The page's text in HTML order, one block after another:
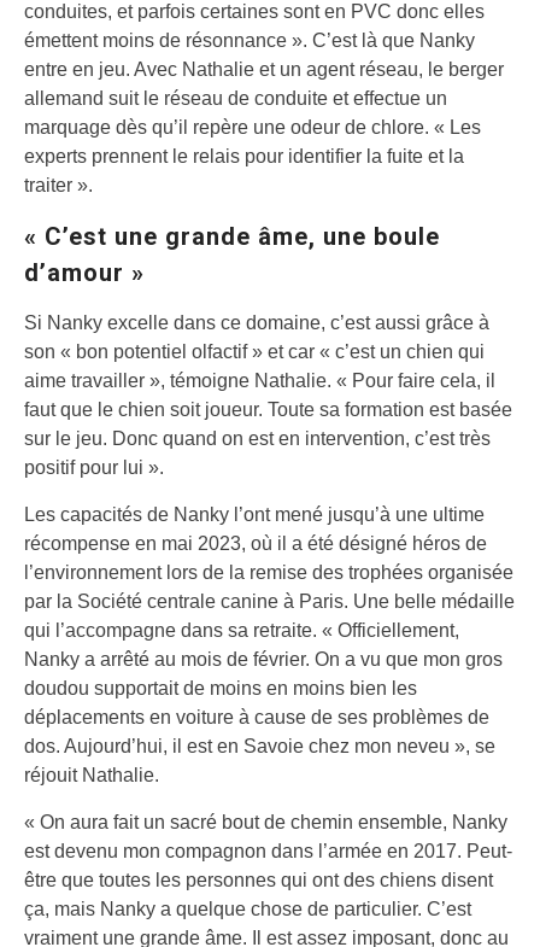
conduites, et parfois certaines sont en PVC donc elles
émettent moins de résonnance ». C’est là que Nanky
entre en jeu. Avec Nathalie et un agent réseau, le berger
allemand suit le réseau de conduite et effectue un
marquage dès qu’il repère une odeur de chlore. « Les
experts prennent le relais pour identifier la fuite et la
traiter ».
« C’est une grande âme, une boule
d’amour »
Si Nanky excelle dans ce domaine, c’est aussi grâce à
son « bon potentiel olfactif » et car « c’est un chien qui
aime travailler », témoigne Nathalie. « Pour faire cela, il
faut que le chien soit joueur. Toute sa formation est basée
sur le jeu. Donc quand on est en intervention, c’est très
positif pour lui ».
Les capacités de Nanky l’ont mené jusqu’à une ultime
récompense en mai 2023, où il a été désigné héros de
l’environnement lors de la remise des trophées organisée
par la Société centrale canine à Paris. Une belle médaille
qui l’accompagne dans sa retraite. « Officiellement,
Nanky a arrêté au mois de février. On a vu que mon gros
doudou supportait de moins en moins bien les
déplacements en voiture à cause de ses problèmes de
dos. Aujourd’hui, il est en Savoie chez mon neveu », se
réjouit Nathalie.
« On aura fait un sacré bout de chemin ensemble, Nanky
est devenu mon compagnon dans l’armée en 2017. Peut-
être que toutes les personnes qui ont des chiens disent
ça, mais Nanky a quelque chose de particulier. C’est
vraiment une grande âme. Il est assez imposant, donc au